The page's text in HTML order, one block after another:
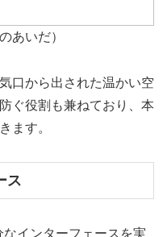
あいだ）
口から出された温かい空
ぐ役割も兼ねており、本
ます。
ス
インターフェースを実